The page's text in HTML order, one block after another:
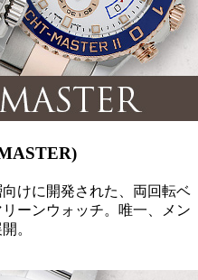
けに開発された、両回転ベ
ーンウォッチ。唯一、メン
。